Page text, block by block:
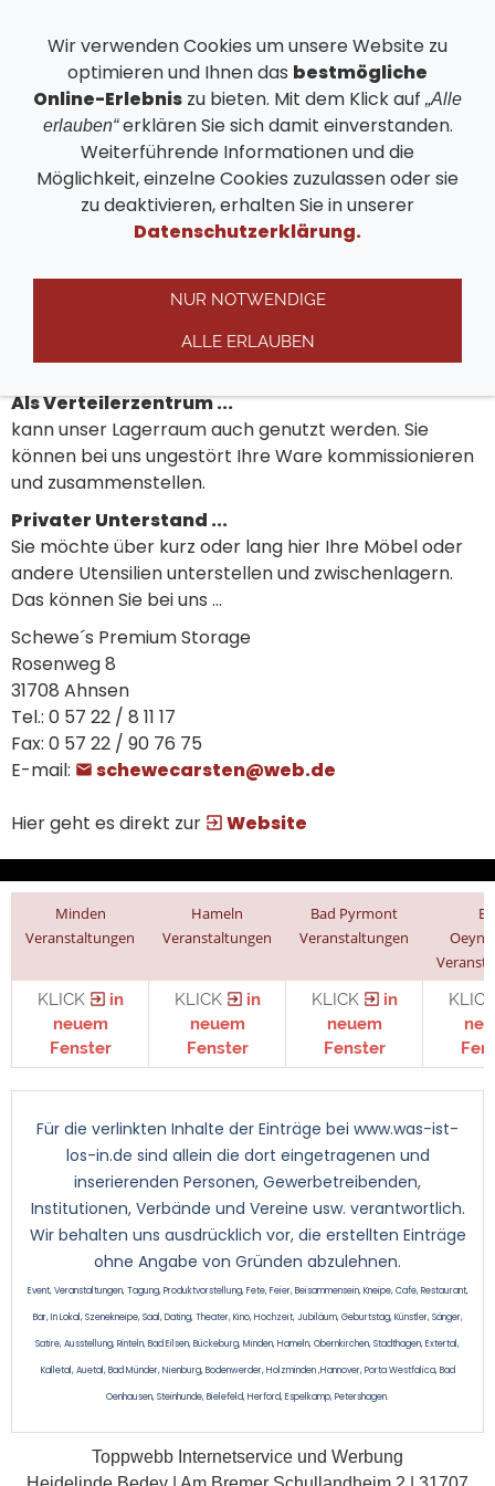
Navigation einblenden
Schewes Lagerräume
Bad Eilsen
Sie lagern ein ...
und zwar Sachen, die Sie meinen einlagern zu müssen.
Sie beachten bitte, dass es besondere Vorschriften
für lagerfähige Materialien gibt.
Als Verteilerzentrum ...
kann unser Lagerraum auch genutzt werden. Sie
können bei uns ungestört Ihre Ware kommissionieren
und zusammenstellen.
Privater Unterstand ...
Sie möchte über kurz oder lang hier Ihre Möbel oder
andere Utensilien unterstellen und zwischenlagern.
Das können Sie bei uns ...
Schewe´s Premium Storage
Rosenweg 8
31708 Ahnsen
Tel.: 0 57 22 / 8 11 17
Fax: 0 57 22 / 90 76 75
E-mail:
schewecarsten@web.de
Hier geht es direkt zur Website
Minden
Veranstaltungen
Hameln
Veranstaltungen
Bad Pyrmont
Veranstaltungen
KLICK
in
neuem
Fenster
KLICK
in
neuem
Fenster
KLICK
in
neuem
Fenster
Für die verlinkten Inhalte der Einträge bei www.was-ist-
los-in.de sind allein die dort eingetragenen und
inserierenden Personen, Gewerbetreibenden,
Institutionen, Verbände und Vereine usw. verantwortlich.
Wir behalten uns ausdrücklich vor, die erstellten Einträge
ohne Angabe von Gründen abzulehnen.
Event, Veranstaltungen, Tagung, Produktvorstellung, Fete, Feier, Beisammensein, Kneipe, Cafe, Restaurant,
Bar, In Lokal, Szenekneipe, Saal, Dating, Theater, Kino, Hochzeit, Jubiläum, Geburtstag, Künstler, Sänger,
Satire, Ausstellung, Rinteln, Bad Eilsen, Bückeburg, Minden, Hameln, Obernkirchen, Stadthagen, Extertal,
Kalletal, Auetal, Bad Münder, Nienburg, Bodenwerder, Holzminden ,Hannover, Porta Westfalica, Bad
Oenhausen, Steinhunde, Bielefeld, Herford, Espelkamp, Petershagen.
Toppwebb Internetservice und Werbung
Wir verwenden Cookies um unsere Website zu
optimieren und Ihnen das bestmögliche
Online-Erlebnis zu bieten. Mit dem Klick auf „Alle
erlauben“erklären Sie sich damit einverstanden.
Weiterführende Informationen und die
Möglichkeit, einzelne Cookies zuzulassen oder sie
zu deaktivieren, erhalten Sie in unserer
Datenschutzerklärung.
NUR NOTWENDIGE
ALLE ERLAUBEN